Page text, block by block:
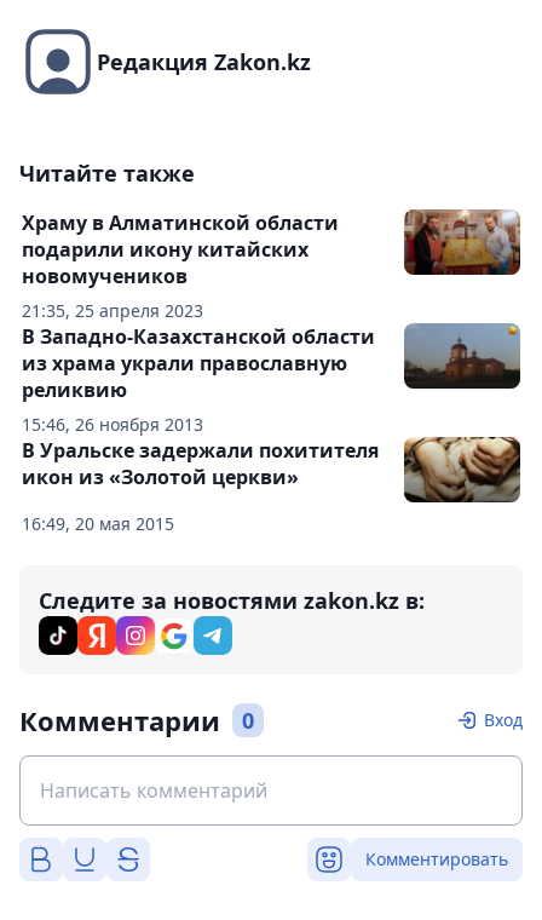
Редакция Zakon.kz
Читайте также
21:35, 25 апреля 2023
Храму в Алматинской области
подарили икону китайских
новомучеников
15:46, 26 ноября 2013
В Западно-Казахстанской области
из храма украли православную
реликвию
16:49, 20 мая 2015
В Уральске задержали похитителя
икон из «Золотой церкви»
Следите за новостями zakon.kz в:
Комментарии 0 Вход
Комментировать